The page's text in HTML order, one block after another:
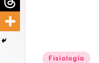
Publicado
Fisiología